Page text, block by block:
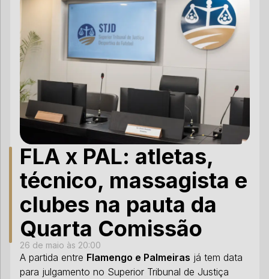
FLA x PAL: atletas,
técnico, massagista e
clubes na pauta da
Quarta Comissão
26 de maio às 20:00
A partida entre Flamengo e Palmeiras já tem data
para julgamento no Superior Tribunal de Justiça